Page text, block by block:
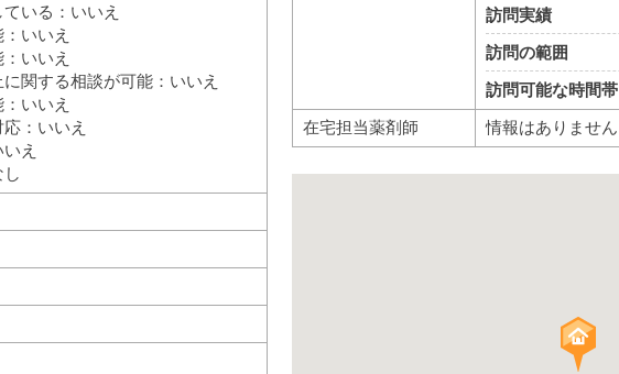
いる：いいえ
いいえ
いいえ
に関する相談が可能：いいえ
いいえ
：いいえ
え
訪問実績
訪問の範囲
訪問可能な時間帯
在宅担当薬剤師
情報はありません